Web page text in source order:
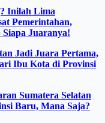
Inilah Lima
Pemerintahan,
Juaranya!
Jadi Juara Pertama,
Ibu Kota di Provinsi
Sumatera Selatan
Baru, Mana Saja?